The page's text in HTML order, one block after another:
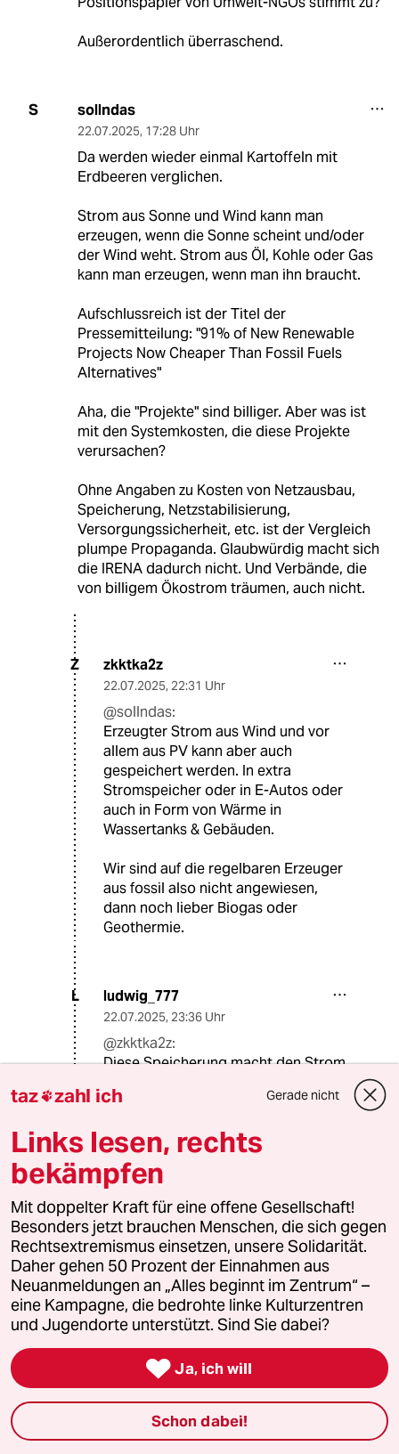
Außerordentlich überraschend.
S sollndas
22.07.2025, 17:28 Uhr
Da werden wieder einmal Kartoffeln mit
Erdbeeren verglichen.
Strom aus Sonne und Wind kann man
erzeugen, wenn die Sonne scheint und/oder
der Wind weht. Strom aus Öl, Kohle oder Gas
kann man erzeugen, wenn man ihn braucht.
Aufschlussreich ist der Titel der
Pressemitteilung: "91% of New Renewable
Projects Now Cheaper Than Fossil Fuels
Alternatives"
Aha, die "Projekte" sind billiger. Aber was ist
mit den Systemkosten, die diese Projekte
verursachen?
Ohne Angaben zu Kosten von Netzausbau,
Speicherung, Netzstabilisierung,
Versorgungssicherheit, etc. ist der Vergleich
plumpe Propaganda. Glaubwürdig macht sich
die IRENA dadurch nicht. Und Verbände, die
von billigem Ökostrom träumen, auch nicht.
Z zkktka2z
22.07.2025, 22:31 Uhr
@sollndas:
Erzeugter Strom aus Wind und vor
allem aus PV kann aber auch
gespeichert werden. In extra
Stromspeicher oder in E-Autos oder
auch in Form von Wärme in
Wassertanks & Gebäuden.
Wir sind auf die regelbaren Erzeuger
aus fossil also nicht angewiesen,
dann noch lieber Biogas oder
Geothermie.
L ludwig_777
22.07.2025, 23:36 Uhr
@zkktka2z:
Diese Speicherung macht den Strom
komplette Versorgung nicht
M MHtaz
23.07.2025,13:04 Uhr
@ludwig_777:
Sie man den Strom teurer, aber nicht
"noch teurer", weil er billig ist.
F FtznFrtz
16:16 Uhr
Wenn selbst das Geldargument nicht mehr
zieht, was nu, Frau Reiche?
taz zahl ich Gerade nicht
Links lesen, rechts
bekämpfen
Mit doppelter Kraft für eine offene Gesellschaft!
Besonders jetzt brauchen Menschen, die sich gegen
Rechtsextremismus einsetzen, unsere Solidarität.
Daher gehen 50 Prozent der Einnahmen aus
Neuanmeldungen an „Alles beginnt im Zentrum“ –
eine Kampagne, die bedrohte linke Kulturzentren
und Jugendorte unterstützt. Sind Sie dabei?
 Ja, ich will
Schon dabei!